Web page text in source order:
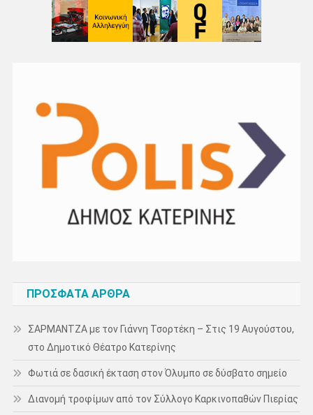
ΠΡΌΣΦΑΤΑ ΆΡΘΡΑ
ΣΑΡΜΑΝΤΖΑ με τον Γιάννη Τσορτέκη – Στις 19 Αυγούστου,
στο Δημοτικό Θέατρο Κατερίνης
Φωτιά σε δασική έκταση στον Όλυμπο σε δύσβατο σημείο
Διανομή τροφίμων από τον Σύλλογο Καρκινοπαθών Πιερίας